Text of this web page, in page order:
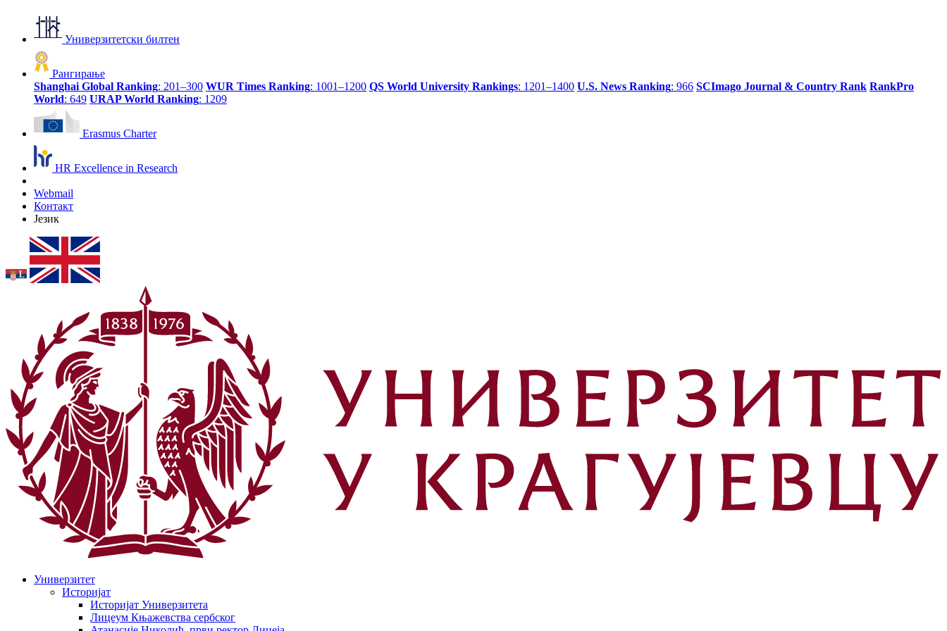
Универзитетски билтен
Рангирање
Shanghai Global Ranking: 201–300 WUR Times Ranking: 1001–1200 QS World University Rankings: 1201–1400 U.S. News Ranking: 966 SCImago Journal & Country Rank RankPro
World: 649 URAP World Ranking: 1209
Erasmus Charter
HR Excellence in Research
Webmail
Контакт
Језик
Универзитет
Историјат
Историјат Универзитета
Лицеум Књажевства сербског